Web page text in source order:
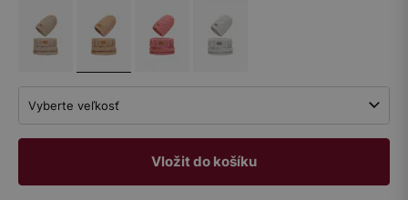
Vyberte veľkosť
Vložit do košíku